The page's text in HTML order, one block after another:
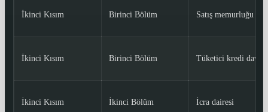
İkinci Kısım Birinci Bölüm Satış memurluğu
İkinci Kısım Birinci Bölüm Tüketici kredi
İkinci Kısım İkinci Bölüm İcra dairesi